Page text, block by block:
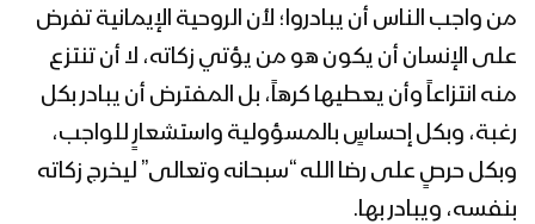
من واجب الناس أن يبادروا؛ لأن الروحية الإيمانية تفرض
على الإنسان أن يكون هو من يؤتي زكاته، لا أن تنتزع
منه انتزاعاً وأن يعطيها كرهاً، بل المفترض أن يبادر بكل
رغبة، وبكل إحساسٍ بالمسؤولية واستشعارٍ للواجب،
وبكل حرصٍ على رضا الله “سبحانه وتعالى” ليخرج زكاته
بنفسه، ويبادر بها.